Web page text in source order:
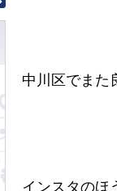
中川区でまた
インスタのほ